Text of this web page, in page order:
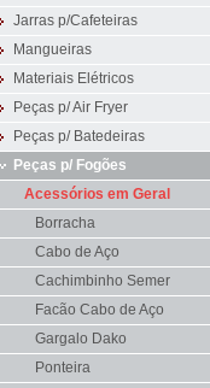
Jarras p/Cafeteiras
Mangueiras
Materiais Elétricos
Peças p/ Air Fryer
Peças p/ Batedeiras
Peças p/ Fogões
Acessórios em Geral
Borracha
Cabo de Aço
Cachimbinho Semer
Facão Cabo de Aço
Gargalo Dako
Ponteira